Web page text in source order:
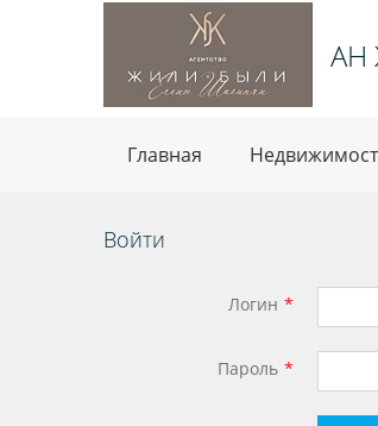
АН
Главная
Войти
Логин
Пароль